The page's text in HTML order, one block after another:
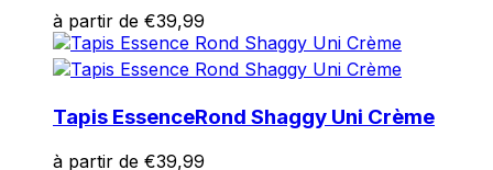
à partir de €39,99
Tapis EssenceRond Shaggy Uni Crème
à partir de €39,99